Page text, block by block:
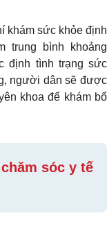
khám sức khỏe định
trung bình khoảng
định tình trạng sức
người dân sẽ được
khoa để khám bổ
sóc y tế